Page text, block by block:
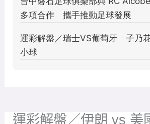
運彩解盤／伊朗 vs